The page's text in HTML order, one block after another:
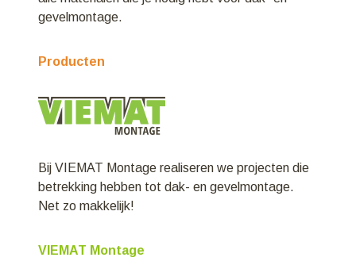
gevelmontage.
Producten
Bij VIEMAT Montage realiseren we projecten die
betrekking hebben tot dak- en gevelmontage.
Net zo makkelijk!
VIEMAT Montage